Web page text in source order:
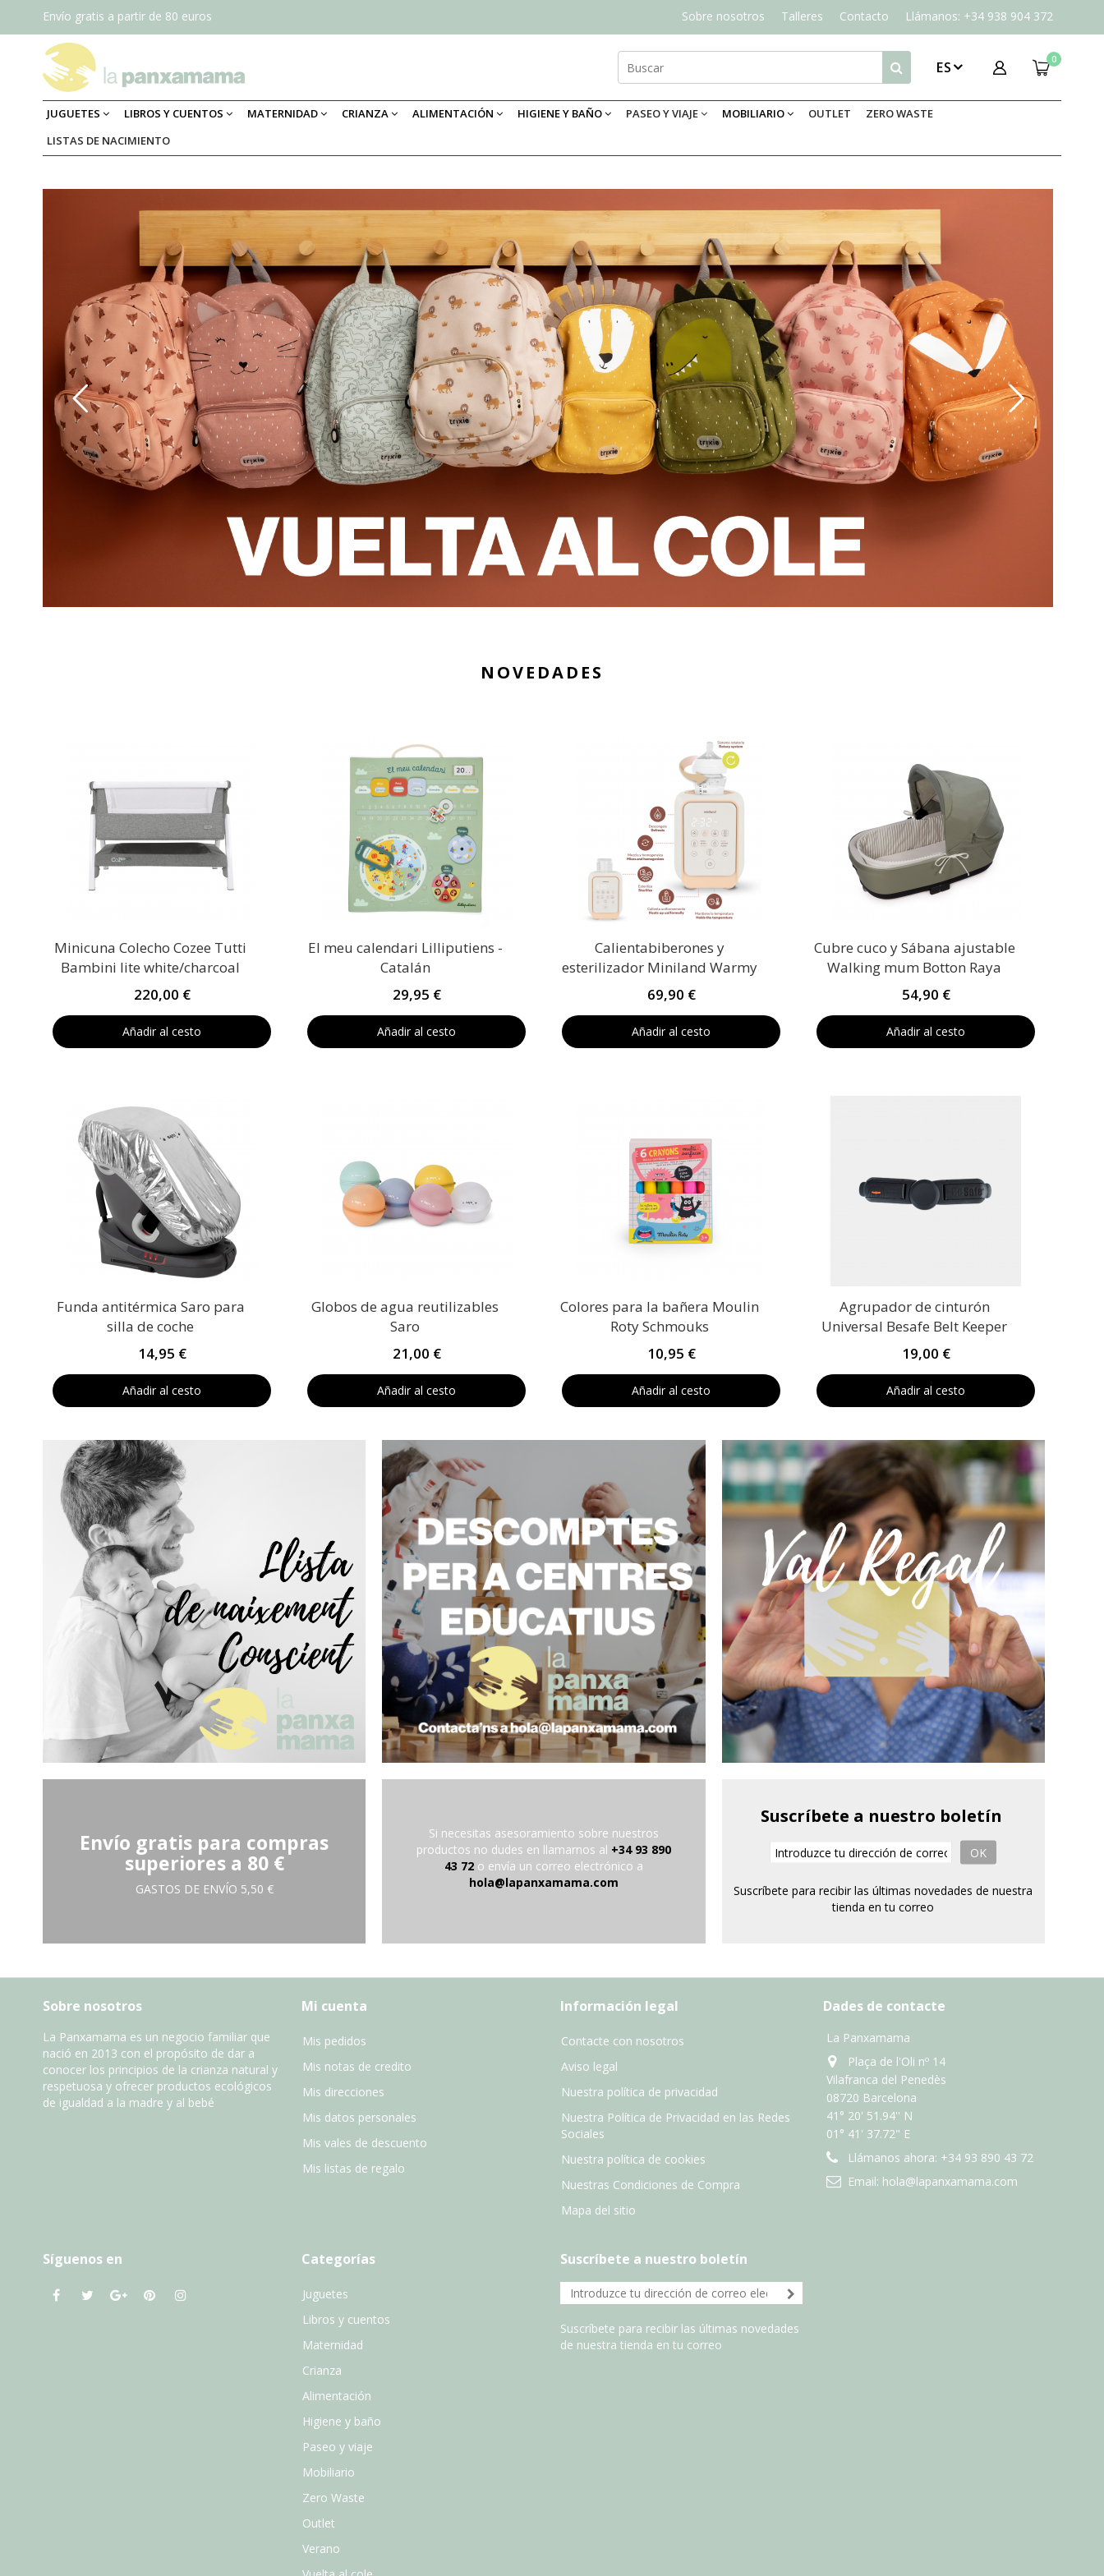
Sobre nosotros Talleres Contacto Llámanos: +34 938 904 372
Envío gratis a partir de 80 euros
0
ES
JUGUETES LIBROS Y CUENTOS MATERNIDAD CRIANZA ALIMENTACIÓN HIGIENE Y BAÑO PASEO Y VIAJE MOBILIARIO OUTLET
ZERO WASTE
LISTAS DE NACIMIENTO
NOVEDADES
Minicuna Colecho Cozee Tutti
Bambini lite white/charcoal
220,00 €
Añadir al cesto
El meu calendari Lilliputiens -
Catalán
29,95 €
Añadir al cesto
Calientabiberones y
esterilizador Miniland Warmy
Twist
69,90 €
Añadir al cesto
Cubre cuco y Sábana ajustable
Walking mum Botton Raya
54,90 €
Añadir al cesto
Funda antitérmica Saro para
silla de coche
14,95 €
Añadir al cesto
Globos de agua reutilizables
Saro
21,00 €
Añadir al cesto
Colores para la bañera Moulin
Roty Schmouks
10,95 €
Añadir al cesto
Agrupador de cinturón
Universal Besafe Belt Keeper
19,00 €
Añadir al cesto
Envío gratis para compras
superiores a 80 €
GASTOS DE ENVÍO 5,50 €
Si necesitas asesoramiento sobre nuestros
productos no dudes en llamarnos al +34 93 890
43 72o envía un correo electrónico a
hola@lapanxamama.com
Suscríbete a nuestro boletín
OK
Suscríbete para recibir las últimas novedades de nuestra
tienda en tu correo
Sobre nosotros
La Panxamama es un negocio familiar que
nació en 2013 con el propósito de dar a
conocer los principios de la crianza natural y
respetuosa y ofrecer productos ecológicos
de igualdad a la madre y al bebé
Mi cuenta
Mis pedidos
Mis notas de credito
Mis direcciones
Mis datos personales
Mis vales de descuento
Mis listas de regalo
Información legal
Contacte con nosotros
Aviso legal
Nuestra política de privacidad
Nuestra Política de Privacidad en las Redes
Sociales
Nuestra política de cookies
Nuestras Condiciones de Compra
Mapa del sitio
Dades de contacte
La Panxamama
Plaça de l'Oli nº 14
Vilafranca del Penedès
08720 Barcelona
41° 20' 51.94'' N
01° 41' 37.72" E
Llámanos ahora: +34 93 890 43 72
Email: hola@lapanxamama.com
Síguenos en Categorías
Juguetes
Libros y cuentos
Maternidad
Crianza
Alimentación
Higiene y baño
Paseo y viaje
Mobiliario
Zero Waste
Outlet
Verano
Suscríbete a nuestro boletín
Suscríbete para recibir las últimas novedades
de nuestra tienda en tu correo